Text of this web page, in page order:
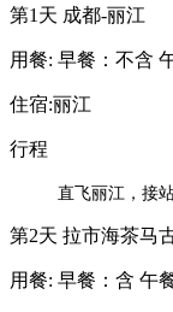
第1天 成都-丽江
用餐: 早餐：不含
住宿:丽江
行程
直飞丽江，接
第2天 拉市海茶马
用餐: 早餐：含 午